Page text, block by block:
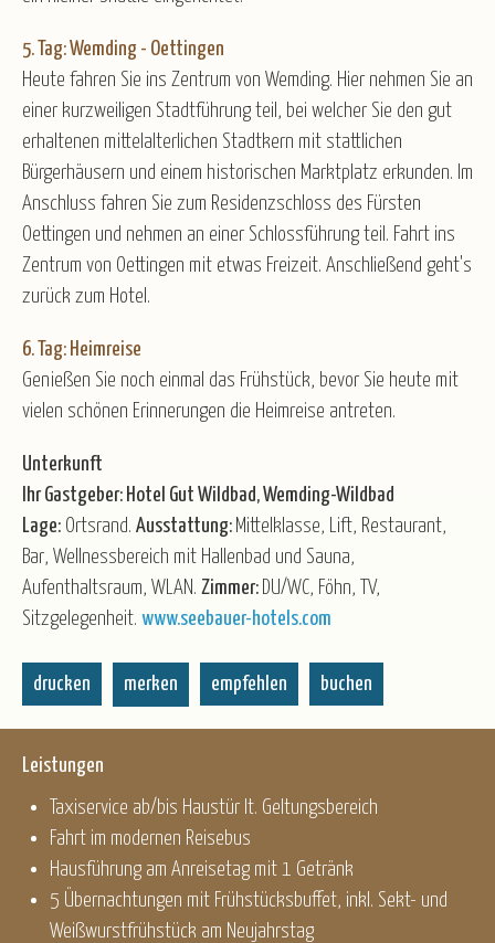
5. Tag: Wemding - Oettingen
Heute fahren Sie ins Zentrum von Wemding. Hier nehmen Sie an
einer kurzweiligen Stadtführung teil, bei welcher Sie den gut
erhaltenen mittelalterlichen Stadtkern mit stattlichen
Bürgerhäusern und einem historischen Marktplatz erkunden. Im
Anschluss fahren Sie zum Residenzschloss des Fürsten
Oettingen und nehmen an einer Schlossführung teil. Fahrt ins
Zentrum von Oettingen mit etwas Freizeit. Anschließend geht's
zurück zum Hotel.
6. Tag: Heimreise
Genießen Sie noch einmal das Frühstück, bevor Sie heute mit
vielen schönen Erinnerungen die Heimreise antreten.
Unterkunft
Ihr Gastgeber: Hotel Gut Wildbad, Wemding-Wildbad
Lage: Ortsrand. Ausstattung: Mittelklasse, Lift, Restaurant,
Bar, Wellnessbereich mit Hallenbad und Sauna,
Aufenthaltsraum, WLAN. Zimmer: DU/WC, Föhn, TV,
Sitzgelegenheit. www.seebauer-hotels.com
drucken merken empfehlen buchen
Leistungen
Taxiservice ab/bis Haustür lt. Geltungsbereich
Fahrt im modernen Reisebus
Hausführung am Anreisetag mit 1 Getränk
5 Übernachtungen mit Frühstücksbuffet, inkl. Sekt- und
Weißwurstfrühstück am Neujahrstag